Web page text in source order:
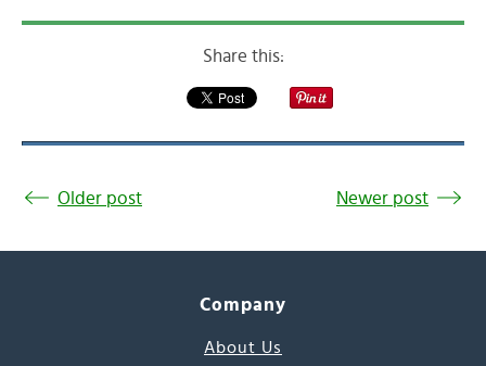
Share this:
Older post Newer post
Company
About Us